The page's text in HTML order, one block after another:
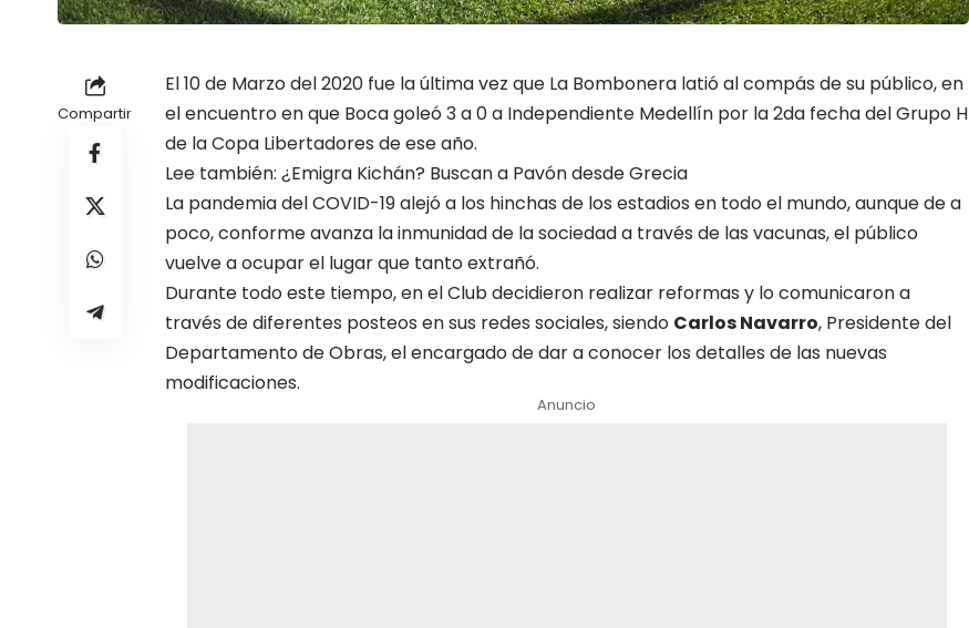
Compartir
El 10 de Marzo del 2020 fue la última vez que La Bombonera latió al compás de su público, en
el encuentro en que Boca goleó 3 a 0 a Independiente Medellín por la 2da fecha del Grupo H
de la Copa Libertadores de ese año.
Lee también: ¿Emigra Kichán? Buscan a Pavón desde Grecia
La pandemia del COVID-19 alejó a los hinchas de los estadios en todo el mundo, aunque de a
poco, conforme avanza la inmunidad de la sociedad a través de las vacunas, el público
vuelve a ocupar el lugar que tanto extrañó.
Durante todo este tiempo, en el Club decidieron realizar reformas y lo comunicaron a
través de diferentes posteos en sus redes sociales, siendo Carlos Navarro, Presidente del
Departamento de Obras, el encargado de dar a conocer los detalles de las nuevas
modificaciones.
Anuncio